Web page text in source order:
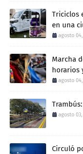
Triciclos
en una
agosto
Marcha
horarios
agosto
agosto
Circuló